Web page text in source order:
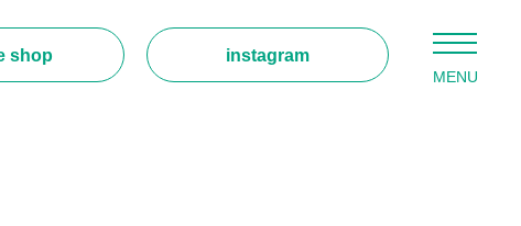
shop instagram
MENU